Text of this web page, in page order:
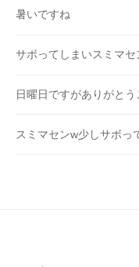
暑いですね
サボってしまいスミマセ
日曜日ですがありがとう
スミマセンw少しサボっ